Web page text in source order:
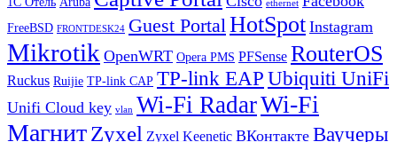
ethernet
FreeBSD FRONTDESK24 Guest PortalHotSpot Instagram
Mikrotik OpenWRT Opera PMS PFSense RouterOS
Ruckus Ruijie TP-link CAP TP-link EAP Ubiquiti UniFi
Unifi Cloud key vlan Wi-Fi RadarWi-Fi
МагнитZyxel Zyxel Keenetic ВКонтакте Ваучеры